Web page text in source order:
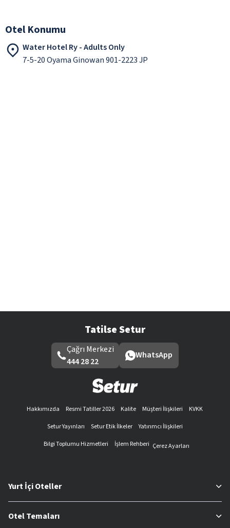
Otel Konumu
Water Hotel Ry - Adults Only
7-5-20 Oyama Ginowan 901-2223 JP
Tatilse Setur
Çağrı Merkezi
444 28 22
WhatsApp
Hakkımızda Resmi Tatiller 2026 Kalite Müşteri İlişkileri
KVKK
Setur Yayınları
Setur Etik İlkeler
Yatırımcı İlişkileri
Bilgi Toplumu Hizmetleri
İşlem Rehberi Çerez Ayarları
Yurt İçi Oteller
Otel Temaları